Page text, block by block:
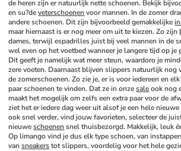
de heren zijn er natuurlijk nette schoenen. Bekijk
en su?de veterschoenen voor mannen. In de zomer
andere schoenen. Dit zijn bijvoorbeeld gemakkelijke
maar hiernaast is er nog meer om uit te kiezen. Zo zijn
dames, terwijl espadrilles juist bij veel mannen in de
wel even op het voetbed wanneer je langere tijd op je
Dit geeft je namelijk wat meer steun, waardoro je
zere voeten. Daarnaast blijven slippers natuurlijk nog
de zomerschoenen. Zo zie je, er is voor iedereen en
paar schoenen te vinden. Dat ze in onze sale ook nog
maakt het mogelijk om zelfs een extra paar voor de
ziet het er iedere dag weer uit alsof je een hele
ook snel verder, vind jouw favorieten, selecteer de
nieuwe schoenen snel thuisbezorgd. Makkelijk, leuk
Op limango vind je dus elk type schoen, van
van sneakers tot slippers, voordelig voor het hele